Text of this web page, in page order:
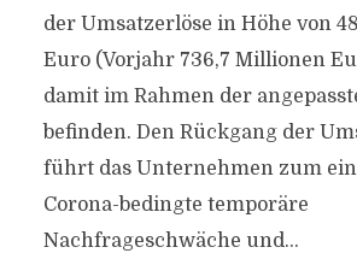
der Umsatzerlöse in Höhe von
Euro (Vorjahr 736,7 Millionen
damit im Rahmen der
befinden. Den Rückgang der
führt das Unternehmen zum
Corona-bedingte temporäre
Nachfrageschwäche und...